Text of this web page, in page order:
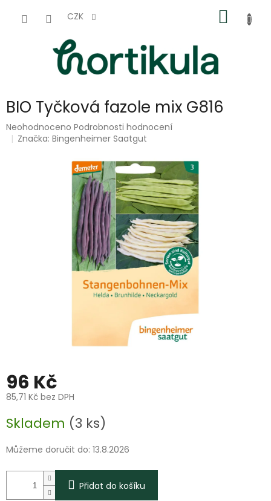
CZK
KOŠÍK
BIO Tyčková fazole mix G816
Průměrné
hodnocení
Neohodnoceno Podrobnosti hodnocení
Značka:Bingenheimer Saatgut
96 Kč
85,71 Kč bez DPH
cena:
Skladem (3 ks)
Můžeme doručit do: 13.8.2026
Přidat do košíku